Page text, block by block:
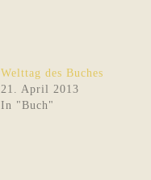
Welttag des Buches
21. April 2013
In "Buch"